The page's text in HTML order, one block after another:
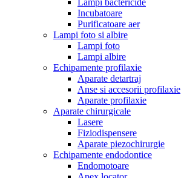
Lampi bactericide
Incubatoare
Purificatoare aer
Lampi foto si albire
Lampi foto
Lampi albire
Echipamente profilaxie
Aparate detartraj
Anse si accesorii profilaxie
Aparate profilaxie
Aparate chirurgicale
Lasere
Fiziodispensere
Aparate piezochirurgie
Echipamente endodontice
Endomotoare